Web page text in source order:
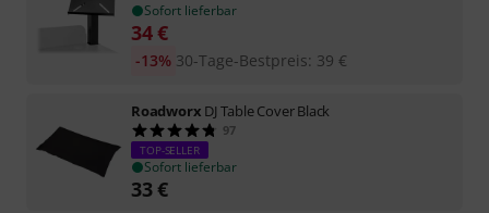
Sofort lieferbar
34€
30-Tage-Bestpreis: 39 €
-13%
Roadworx DJ Table Cover Black
97
TOP-SELLER
Sofort lieferbar
33€